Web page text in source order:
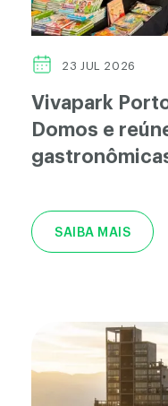
23 JUL 2026
Vivapark
Domos e
SAIBA MAIS